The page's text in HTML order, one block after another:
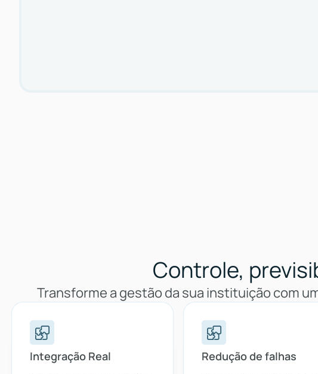
Controle,
Transforme a gestão da sua instituição com
Integração Real Redução de falhas